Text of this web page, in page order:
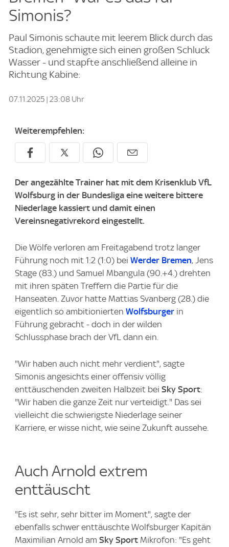
Simonis?
Paul Simonis schaute mit leerem Blick durch das
Stadion, genehmigte sich einen großen Schluck
Wasser - und stapfte anschließend alleine in
Richtung Kabine:
07.11.2025 | 23:08 Uhr
Weiterempfehlen:
Der angezählte Trainer hat mit dem Krisenklub VfL
Wolfsburg in der Bundesliga eine weitere bittere
Niederlage kassiert und damit einen
Vereinsnegativrekord eingestellt.
Die Wölfe verloren am Freitagabend trotz langer
Führung noch mit 1:2 (1:0) bei Werder Bremen, Jens
Stage (83.) und Samuel Mbangula (90.+4.) drehten
mit ihren späten Treffern die Partie für die
Hanseaten. Zuvor hatte Mattias Svanberg (28.) die
eigentlich so ambitionierten Wolfsburger in
Führung gebracht - doch in der wilden
Schlussphase brach der VfL dann ein.
"Wir haben auch nicht mehr verdient", sagte
Simonis angesichts einer offensiv völlig
enttäuschenden zweiten Halbzeit bei Sky Sport:
"Wir haben die ganze Zeit nur verteidigt." Das sei
vielleicht die schwierigste Niederlage seiner
Karriere, er wisse nicht, wie seine Zukunft aussehe.
Auch Arnold extrem
enttäuscht
"Es ist sehr, sehr bitter im Moment", sagte der
ebenfalls schwer enttäuschte Wolfsburger Kapitän
Maximilian Arnold am Sky Sport Mikrofon: "Es geht